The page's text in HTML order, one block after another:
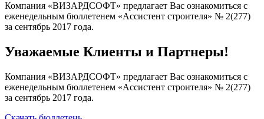
Компания «ВИЗАРДСОФТ» предлагает Вас ознакомиться с
еженедельным бюллетенем «Ассистент строителя» № 2(277)
за сентябрь 2017 года.
Уважаемые Клиенты и Партнеры!
Компания «ВИЗАРДСОФТ» предлагает Вас ознакомиться с
еженедельным бюллетенем «Ассистент строителя» № 2(277)
за сентябрь 2017 года.